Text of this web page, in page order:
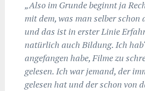
„Also im Grunde beginnt ja
mit dem, was man selber
und das ist in erster Linie
natürlich auch Bildung. Ich
angefangen habe, Filme zu
gelesen. Ich war jemand, der
gelesen hat und der schon von